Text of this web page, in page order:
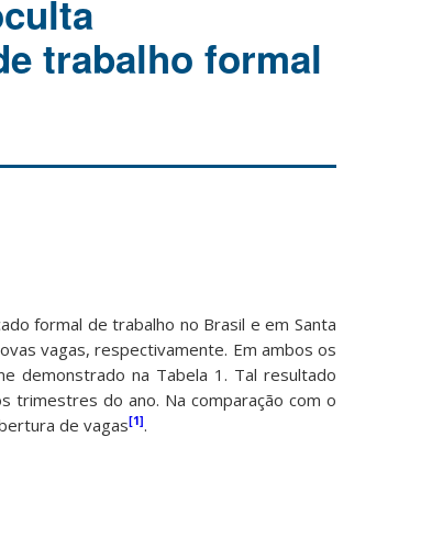
trabalho formal
formal de trabalho no Brasil e em Santa
vagas, respectivamente. Em ambos os
demonstrado na Tabela 1. Tal resultado
trimestres do ano. Na comparação com o
de vagas[1].